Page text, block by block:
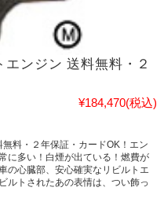
ンジン 送料無料・２
¥184,470(税込)
料・２年保証・カードOK！エン
に多い！白煙が出ている！燃費が
の心臓部、安心確実なリビルトエ
ルトされたあの表情は、つい飾っ